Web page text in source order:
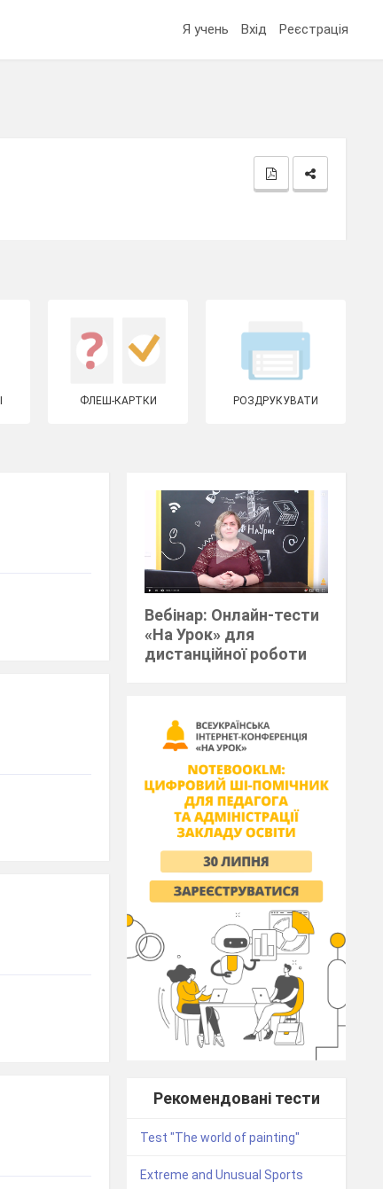
Я учень Вхід Реєстрація
ФЛЕШ-КАРТКИ РОЗДРУКУВАТИ
Вебінар: Онлайн-тести
«На Урок» для
дистанційної роботи
Рекомендовані тести
Test "The world of painting"
Extreme and Unusual Sports